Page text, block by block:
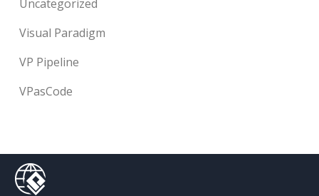
Uncategorized
Visual Paradigm
VP Pipeline
VPasCode